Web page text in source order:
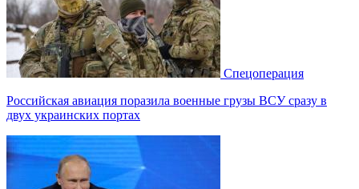
Спецоперация
Российская авиация поразила военные грузы ВСУ сразу в
двух украинских портах